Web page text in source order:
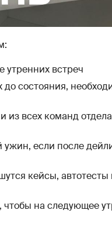
утренних встреч
состояния,
из всех команд
если после
кейсы,
на следующее